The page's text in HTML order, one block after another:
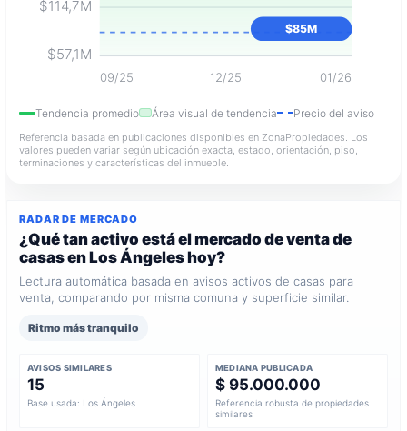
$57,1M
$114,7M
09/25 12/25 01/26
$85M
Tendencia promedio Área visual de tendencia Precio del aviso
Referencia basada en publicaciones disponibles en ZonaPropiedades. Los
valores pueden variar según ubicación exacta, estado, orientación, piso,
terminaciones y características del inmueble.
RADAR DE MERCADO
¿Qué tan activo está el mercado de venta de
casas en Los Ángeles hoy?
Lectura automática basada en avisos activos de casas para
venta, comparando por misma comuna y superficie similar.
Ritmo más tranquilo
AVISOS SIMILARES
15
Base usada: Los Ángeles
MEDIANA PUBLICADA
$ 95.000.000
Referencia robusta de propiedades
similares